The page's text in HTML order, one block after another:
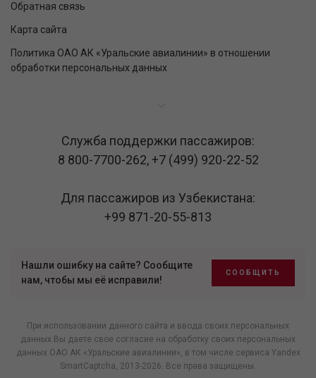
Обратная связь
Карта сайта
Политика ОАО АК «Уральские авиалинии» в отношении
обработки персональных данных
Служба поддержки пассажиров:
8 800-7700-262,+7 (499) 920-22-52
Для пассажиров из Узбекистана:
+99 871-20-55-813
Нашли ошибку на сайте? Сообщите
нам, чтобы мы её исправили!
СООБЩИТЬ
При использовании данного сайта и ввода своих персональных
данных Вы даете свое согласие на обработку своих персональных
данных ОАО АК «Уральские авиалинии», в том числе сервиса Yandex
SmartCaptcha, 2013-2026. Все права защищены.